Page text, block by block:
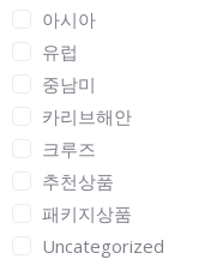
아시아
유럽
중남미
카리브해안
크루즈
추천상품
패키지상품
Uncategorized